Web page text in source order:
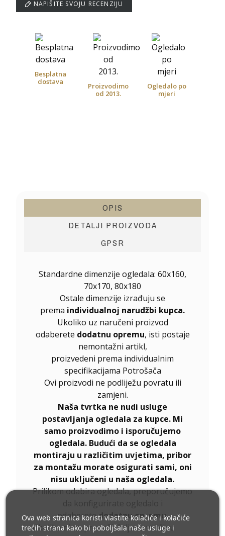
NAPIŠITE SVOJU RECENZIJU
Besplatna
dostava
Proizvodimo
od 2013.
Ogledalo po
mjeri
OPIS
DETALJI PROIZVODA
GPSR
Standardne dimenzije ogledala: 60x160,
70x170, 80x180
Ostale dimenzije izrađuju se
prema individualnoj narudžbi kupca.
Ukoliko uz naručeni proizvod
odaberete dodatnu opremu, isti postaje
nemontažni artikl,
proizvedeni prema individualnim
specifikacijama Potrošača
Ovi proizvodi ne podliježu povratu ili
zamjeni.
Naša tvrtka ne nudi usluge
postavljanja ogledala za kupce. Mi
samo proizvodimo i isporučujemo
ogledala. Budući da se ogledala
montiraju u različitim uvjetima, pribor
za montažu morate osigurati sami, oni
nisu uključeni u naša ogledala.
Prilikom odabira ogledala, preporučujemo
odaberetedodatnu opremu.
Ukoliko niste pronašli željenu veličinu
Ova web stranica koristi vlastite kolačiće i kolačiće
trećih strana kako bi poboljšala naše usluge i